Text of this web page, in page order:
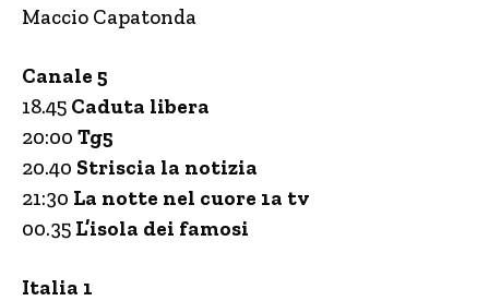
Maccio Capatonda
Canale 5
18.45 Caduta libera
20:00 Tg5
20.40 Striscia la notizia
21:30 La notte nel cuore 1a tv
00.35 L’isola dei famosi
Italia 1